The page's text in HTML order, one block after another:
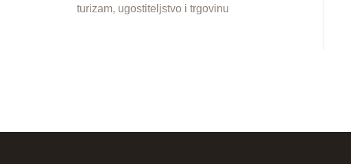
turizam, ugostiteljstvo i trgovinu